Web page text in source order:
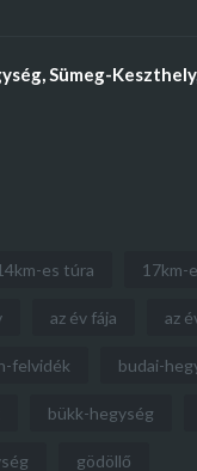
Sümeg-
es túra 17km-
az év fája az
felvidék budai-
bükk-hegység
gödöllő